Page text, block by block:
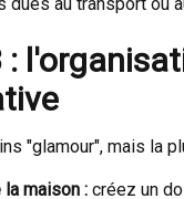
:
"glamour", mais la
maison : créez un